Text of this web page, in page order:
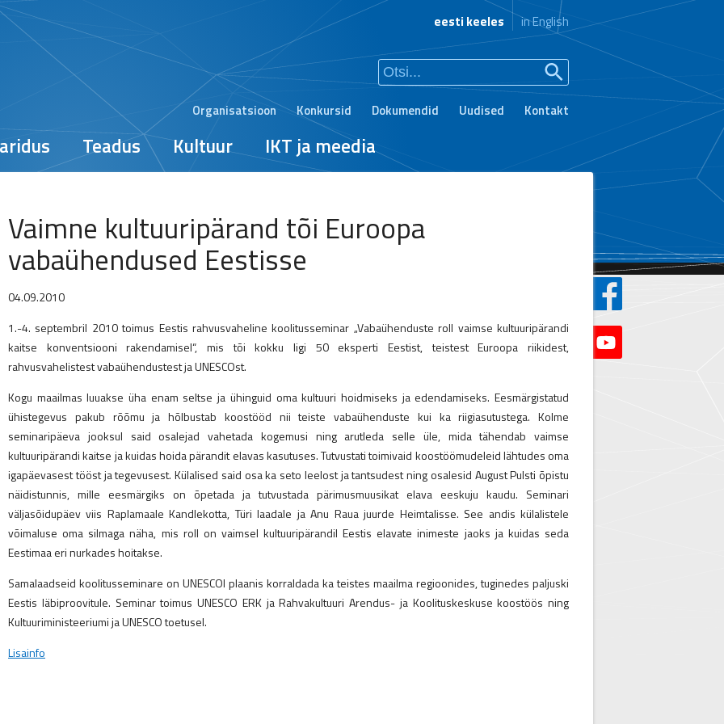
Organisatsioon Konkursid Dokumendid Uudised Kontakt
Teadus Kultuur IKT ja meedia
eesti keeles in English
Vaimne kultuuripärand tõi Euroopa
vabaühendused Eestisse
04.09.2010
1.-4. septembril 2010 toimus Eestis rahvusvaheline koolitusseminar „Vabaühenduste roll vaimse kultuuripärandi
kaitse konventsiooni rakendamisel“, mis tõi kokku ligi 50 eksperti Eestist, teistest Euroopa riikidest,
rahvusvahelistest vabaühendustest ja UNESCOst.
Kogu maailmas luuakse üha enam seltse ja ühinguid oma kultuuri hoidmiseks ja edendamiseks. Eesmärgistatud
ühistegevus pakub rõõmu ja hõlbustab koostööd nii teiste vabaühenduste kui ka riigiasutustega. Kolme
seminaripäeva jooksul said osalejad vahetada kogemusi ning arutleda selle üle, mida tähendab vaimse
kultuuripärandi kaitse ja kuidas hoida pärandit elavas kasutuses. Tutvustati toimivaid koostöömudeleid lähtudes oma
igapäevasest tööst ja tegevusest. Külalised said osa ka seto leelost ja tantsudest ning osalesid August Pulsti õpistu
näidistunnis, mille eesmärgiks on õpetada ja tutvustada pärimusmuusikat elava eeskuju kaudu. Seminari
väljasõidupäev viis Raplamaale Kandlekotta, Türi laadale ja Anu Raua juurde Heimtalisse. See andis külalistele
võimaluse oma silmaga näha, mis roll on vaimsel kultuuripärandil Eestis elavate inimeste jaoks ja kuidas seda
Eestimaa eri nurkades hoitakse.
Samalaadseid koolitusseminare on UNESCOl plaanis korraldada ka teistes maailma regioonides, tuginedes paljuski
Eestis läbiproovitule. Seminar toimus UNESCO ERK ja Rahvakultuuri Arendus- ja Koolituskeskuse koostöös ning
Kultuuriministeeriumi ja UNESCO toetusel.
Lisainfo